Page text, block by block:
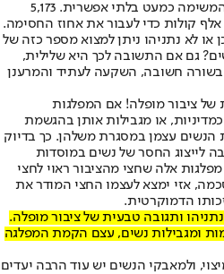
עמדות מנהיגות. גם הן יודעות שהמשימה כמעט בלתי אפשרית. 5,173
או לא נתניהו ניתן למצוא מספר כזה של
גם אם התשובה לכך היא שלילית,
חשובה, השקעה לעתיד והמרענן
של ציבור מופלה! אם המפלגות
או מגבילות אותן בהגשמת
הנשים עצמן במסגרת משלהן. כך בדיוק
106 שנים, כתגובה לייצוג החסר של נשים במוסדות
מפלגות אלה שחצי מהציבור ראוי לחצי
אזי ימצא לעצמו החצי המודר את
הדמוקרטית.
ותגובה טבעית של ציבור מופלה.
ומגבילות נשים, עצם הקמת המפלגה
ולמאבקי הנשים יש עוד הרבה יעדים